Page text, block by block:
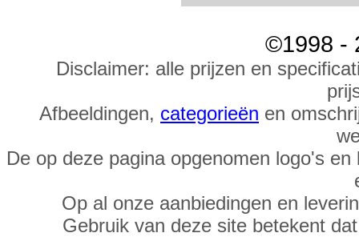
©1998 -
Disclaimer: alle prijzen en
Afbeeldingen, categorieën en
De op deze pagina opgenomen logo's
Op al onze aanbiedingen en
Gebruik van deze site betekent